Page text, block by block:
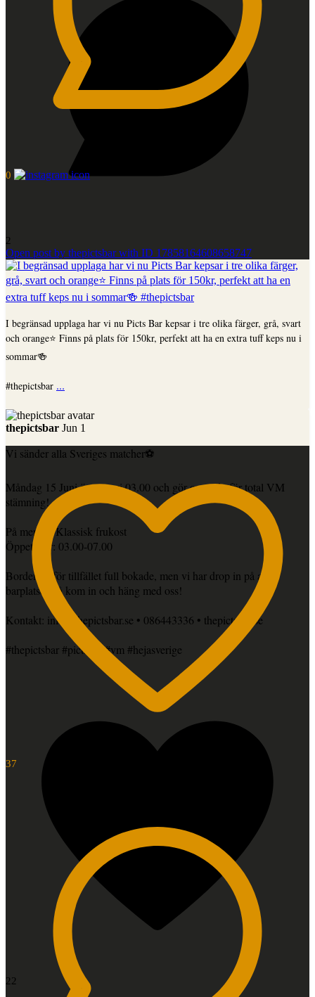
0
2
Open post by thepictsbar with ID 17858164608658747
I begränsad upplaga har vi nu Picts Bar kepsar i tre olika färger, grå, svart
och orange⭐️ Finns på plats för 150kr, perfekt att ha en extra tuff keps nu i
sommar🍻
#thepictsbar ...
37
thepictsbar Jun 1
Vi sänder alla Sveriges matcher⚽️
Måndag 15 Juni öppnar vi 03.00 och gör oss redo för total VM
stämning!
På menyn: Klassisk frukost
Öppettider: 03.00-07.00
Borden är för tillfället full bokade, men vi har drop in på alla
barplatser, så kom in och häng med oss!
Kontakt: info@thepictsbar.se • 086443336 • thepictsbar.se
#thepictsbar #pictsbar #vm #hejasverige
22